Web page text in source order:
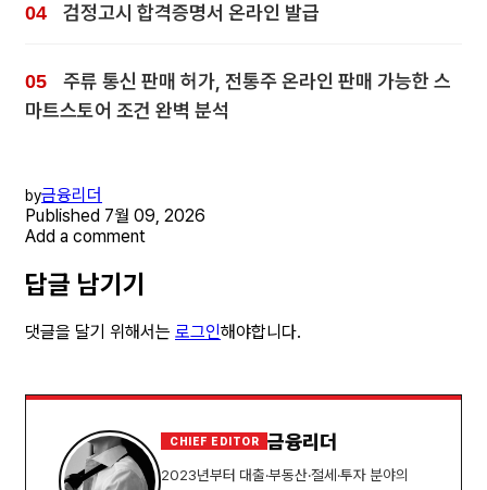
검정고시 합격증명서 온라인 발급
주류 통신 판매 허가, 전통주 온라인 판매 가능한 스
마트스토어 조건 완벽 분석
by금융리더
Published 7월 09, 2026
Add a comment
답글 남기기
댓글을 달기 위해서는 로그인해야합니다.
CHIEF EDITOR 금융리더
2023년부터 대출·부동산·절세·투자 분야의